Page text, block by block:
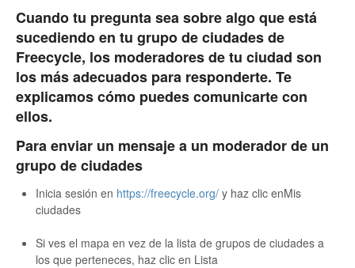
Moderator Help
Contact
Cuando tu pregunta sea sobre algo que está
sucediendo en tu grupo de ciudades de
Freecycle, los moderadores de tu ciudad son
los más adecuados para responderte. Te
explicamos cómo puedes comunicarte con
ellos.
Para enviar un mensaje a un moderador de un
grupo de ciudades
Inicia sesión en https://freecycle.org/ y haz clic enMis
ciudades
Si ves el mapa en vez de la lista de grupos de ciudades a
los que perteneces, haz clic en Lista